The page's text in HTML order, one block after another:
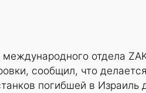
отдела
сообщил, что
погибшей в Израиль